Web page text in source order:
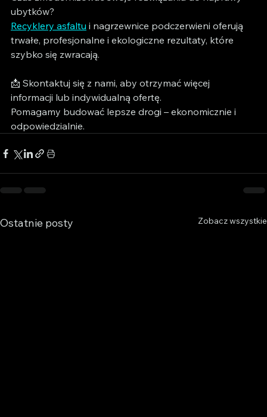
ubytków?
Recyklery asfaltu i nagrzewnice podczerwieni oferują
trwałe, profesjonalne i ekologiczne rezultaty, które
szybko się zwracają.
📩 Skontaktuj się z nami, aby otrzymać więcej
informacji lub indywidualną ofertę.
Pomagamy budować lepsze drogi – ekonomicznie i
odpowiedzialnie.
Ostatnie posty Zobacz wszystkie